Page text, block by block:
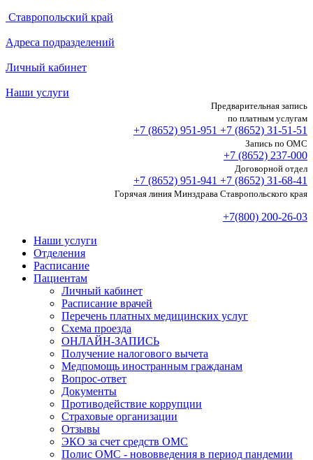
Ставропольский край
Адреса подразделений
Личный кабинет
Наши услуги
Предварительная запись
по платным услугам
+7 (8652) 951-951 +7 (8652) 31-51-51
Запись по ОМС
+7 (8652) 237-000
Договорной отдел
+7 (8652) 951-941 +7 (8652) 31-68-41
Горячая линия Минздрава Ставропольского края
+7(800) 200-26-03
Наши услуги
Отделения
Расписание
Пациентам
Личный кабинет
Расписание врачей
Перечень платных медицинских услуг
Схема проезда
ОНЛАЙН-ЗАПИСЬ
Получение налогового вычета
Медпомощь иностранным гражданам
Вопрос-ответ
Документы
Противодействие коррупции
Страховые организации
Отзывы
ЭКО за счет средств ОМС
Полис ОМС - нововведения в период пандемии